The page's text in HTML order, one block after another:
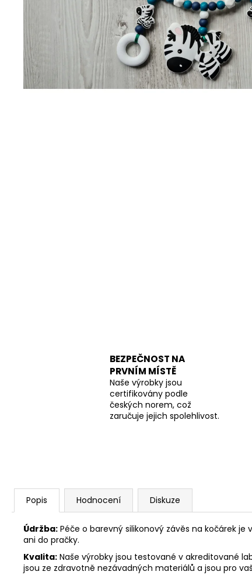
BEZPEČNOST NA
PRVNÍM MÍSTĚ
Naše výrobky jsou
certifikovány podle
českých norem, což
zaručuje jejich spolehlivost.
Popis Hodnocení Diskuze
Údržba: Péče o barevný silikonový závěs na kočárek
ani do pračky.
Kvalita: Naše výrobky jsou testované v akreditované
jsou ze zdravotně nezávadných materiálů a jsou pro